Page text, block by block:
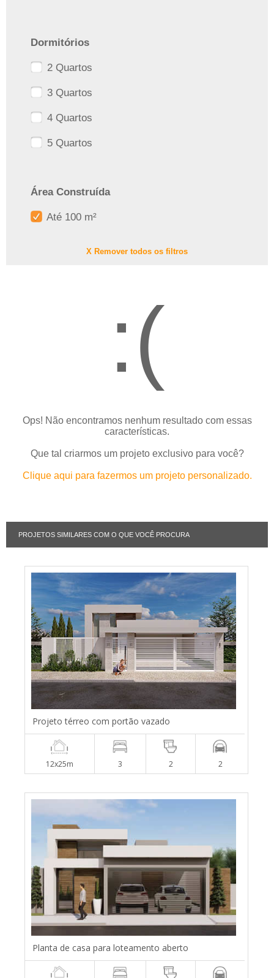
Dormitórios
2 Quartos
3 Quartos
4 Quartos
5 Quartos
Área Construída
Até 100 m²
X Remover todos os filtros
:(
Ops! Não encontramos nenhum resultado com essas
características.
Que tal criarmos um projeto exclusivo para você?
Clique aqui para fazermos um projeto personalizado.
PROJETOS SIMILARES COM O QUE VOCÊ PROCURA
Projeto térreo com portão vazado
12x25m 3 2 2
Planta de casa para loteamento aberto